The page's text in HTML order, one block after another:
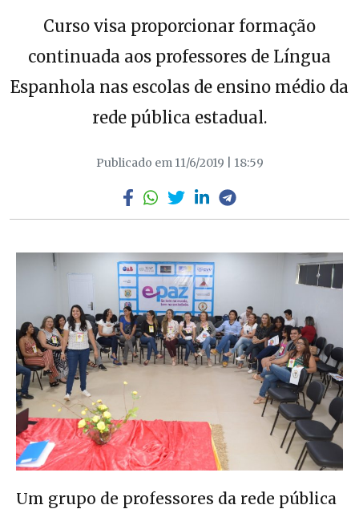
Curso visa proporcionar formação
continuada aos professores de Língua
Espanhola nas escolas de ensino médio da
rede pública estadual.
Publicado em 11/6/2019 | 18:59
Um grupo de professores da rede pública